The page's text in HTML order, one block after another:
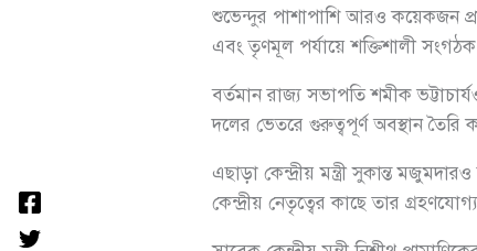
শুভেন্দুর পাশাপাশি আরও কয়েকজন
এবং তৃণমূল পর্যায়ে শক্তিশালী
বর্তমান রাজ্য সভাপতি শমীক
দলের ভেতরে গুরুত্বপূর্ণ অবস্থান তৈরি
এছাড়া কেন্দ্রীয় মন্ত্রী সুকান্ত
কেন্দ্রীয় নেতৃত্বের কাছে তার